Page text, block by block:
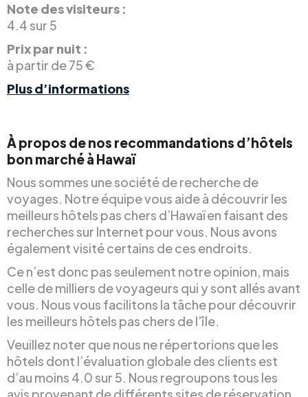
Note des visiteurs :
4.4 sur 5
Prix par nuit :
à partir de 75 €
Plus d’informations
À propos de nos recommandations d’hôtels
bon marché à Hawaï
Nous sommes une société de recherche de
voyages. Notre équipe vous aide à découvrir les
meilleurs hôtels pas chers d’Hawaï en faisant des
recherches sur Internet pour vous. Nous avons
également visité certains de ces endroits.
Ce n’est donc pas seulement notre opinion, mais
celle de milliers de voyageurs qui y sont allés avant
vous. Nous vous facilitons la tâche pour découvrir
les meilleurs hôtels pas chers de l’île.
Veuillez noter que nous ne répertorions que les
hôtels dont l’évaluation globale des clients est
d’au moins 4.0 sur 5. Nous regroupons tous les